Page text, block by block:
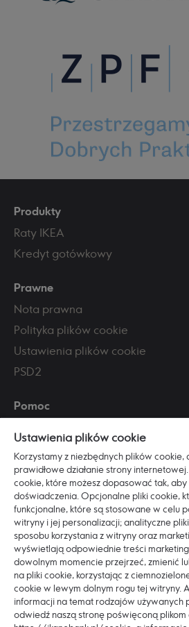
Produkty
Raty IKEA
Kredyt gotówkowy
Prawne
Nota prawna
Polityka plików cookie
Ustawienia plików cookie
PSD2
Pomoc
Najczęściej zadawane pytania
Regulaminy i dokumenty
Zasady bezpieczeństwa
Poznaj nas
O Ikano Banku
Pracuj z nami
ESG
Blog
Ustawienia plików cookie
Korzystamy z niezbędnych plików cookie,
prawidłowe działanie strony
cookie, które możesz dopasować tak,
doświadczenia. Opcjonalne pliki cookie,
funkcjonalne, które są stosowane w celu
witryny i jej personalizacji; analityczne
sposobu korzystania z witryny oraz
wyświetlają odpowiednie treści
dowolnym momencie przejrzeć, zmienić
na pliki cookie, korzystając z
cookie w lewym dolnym rogu tej witryny.
informacji na temat rodzajów używanych
odwiedź naszą stronę poświęconą